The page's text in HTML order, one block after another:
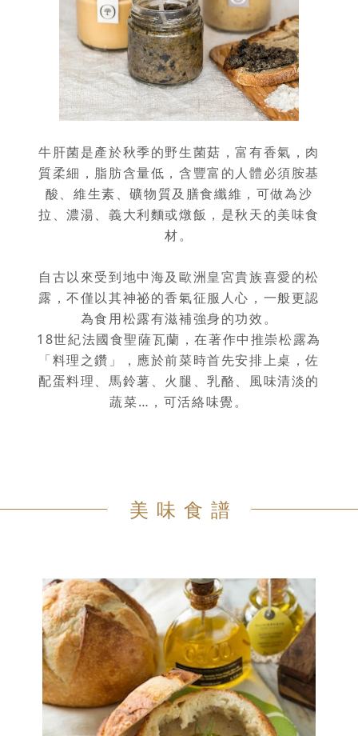
牛肝菌是產於秋季的野生菌菇，富有香氣，肉
質柔細，脂肪含量低，含豐富的人體必須胺基
酸、維生素、礦物質及膳食纖維，可做為沙
拉、濃湯、義大利麵或燉飯，是秋天的美味食
材。
自古以來受到地中海及歐洲皇宮貴族喜愛的松
露，不僅以其神祕的香氣征服人心，一般更認
為食用松露有滋補強身的功效。
18世紀法國食聖薩瓦蘭，在著作中推崇松露為
「料理之鑽」，應於前菜時首先安排上桌，佐
配蛋料理、馬鈴薯、火腿、乳酪、風味清淡的
蔬菜…，可活絡味覺。
美味食譜